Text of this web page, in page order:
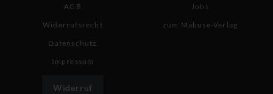
AGB
Widerrufsrecht
Datenschutz
Impressum
Widerruf
Jobs
zum Mabuse-Verlag